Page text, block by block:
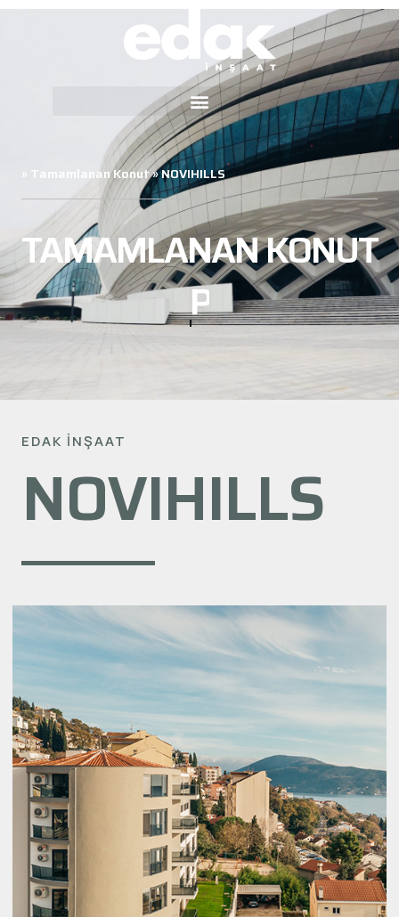
» Tamamlanan Konut»NOVIHILLS
TAMAMLANAN KONUT
PROJELERIMIZ
EDAK İNŞAAT
NOVIHILLS